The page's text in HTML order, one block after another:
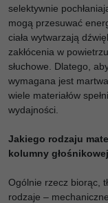
selektywnie
mogą przesuwać
ciała wytwarzają
zakłócenia w
słuchowe. Dlatego,
wymagana jest
wiele materiałów
wydajności.
Jakiego rodzaju
kolumny
Ogólnie rzecz biorąc,
rodzaje –